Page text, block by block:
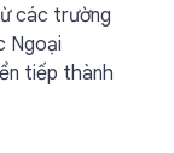
các trường
Ngoại
tiếp thành